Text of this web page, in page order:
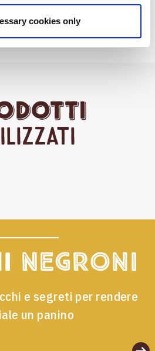
cookies only
Negroni
e segreti per rendere
un panino